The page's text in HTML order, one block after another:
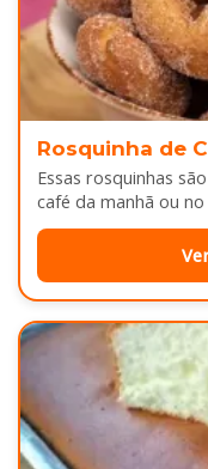
Rosquinha de
Essas rosquinhas
café da manhã ou
douradinhas por…